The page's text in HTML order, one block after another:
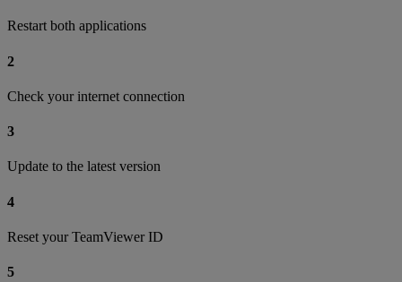
Restart both applications
2
Check your internet connection
3
Update to the latest version
4
Reset your TeamViewer ID
5